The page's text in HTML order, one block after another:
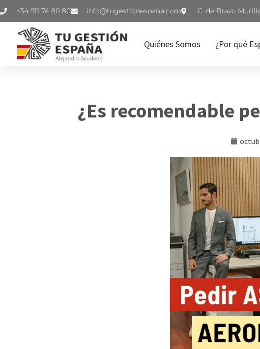
+34 911 74 80 80 C. de Bravo
Quiénes Somos ¿Por qué
¿Es recomendable